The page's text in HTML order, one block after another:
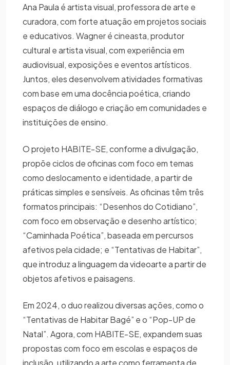
Ana Paula é artista visual, professora de arte e
curadora, com forte atuação em projetos sociais
e educativos. Wagner é cineasta, produtor
cultural e artista visual, com experiência em
audiovisual, exposições e eventos artísticos.
Juntos, eles desenvolvem atividades formativas
com base em uma docência poética, criando
espaços de diálogo e criação em comunidades e
instituições de ensino.
O projeto HABITE-SE, conforme a divulgação,
propõe ciclos de oficinas com foco em temas
como deslocamento e identidade, a partir de
práticas simples e sensíveis. As oficinas têm três
formatos principais: “Desenhos do Cotidiano”,
com foco em observação e desenho artístico;
“Caminhada Poética”, baseada em percursos
afetivos pela cidade; e “Tentativas de Habitar”,
que introduz a linguagem da videoarte a partir de
objetos afetivos e paisagens.
Em 2024, o duo realizou diversas ações, como o
“Tentativas de Habitar Bagé” e o “Pop-UP de
Natal”. Agora, com HABITE-SE, expandem suas
propostas com foco em escolas e espaços de
inclusão, utilizando a arte como ferramenta de